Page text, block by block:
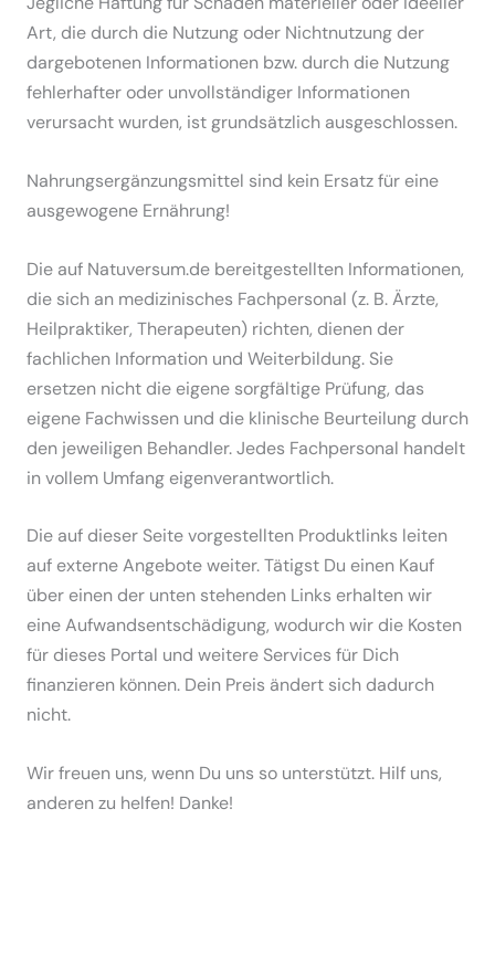
Art, die durch die Nutzung oder Nichtnutzung der
dargebotenen Informationen bzw. durch die Nutzung
fehlerhafter oder unvollständiger Informationen
verursacht wurden, ist grundsätzlich ausgeschlossen.
Nahrungsergänzungsmittel sind kein Ersatz für eine
ausgewogene Ernährung!
Die auf Natuversum.de bereitgestellten Informationen,
die sich an medizinisches Fachpersonal (z. B. Ärzte,
Heilpraktiker, Therapeuten) richten, dienen der
fachlichen Information und Weiterbildung. Sie
ersetzen nicht die eigene sorgfältige Prüfung, das
eigene Fachwissen und die klinische Beurteilung durch
den jeweiligen Behandler. Jedes Fachpersonal handelt
in vollem Umfang eigenverantwortlich.
Die auf dieser Seite vorgestellten Produktlinks leiten
auf externe Angebote weiter. Tätigst Du einen Kauf
über einen der unten stehenden Links erhalten wir
eine Aufwandsentschädigung, wodurch wir die Kosten
für dieses Portal und weitere Services für Dich
finanzieren können. Dein Preis ändert sich dadurch
nicht.
Wir freuen uns, wenn Du uns so unterstützt. Hilf uns,
anderen zu helfen! Danke!